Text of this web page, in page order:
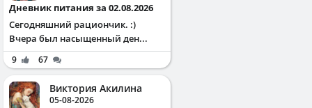
Дневник питания за 02.08.2026
Сегодняшний рациончик. :)
Вчера был насыщенный ден...
9 67
Виктория Акилина
05-08-2026